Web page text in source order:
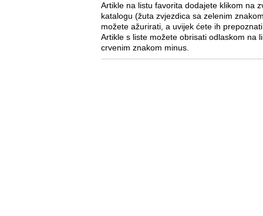
Artikle na listu favorita dodajete klikom na
katalogu (žuta zvjezdica sa zelenim
možete ažurirati, a uvijek ćete ih
Artikle s liste možete obrisati odlaskom na
crvenim znakom minus.